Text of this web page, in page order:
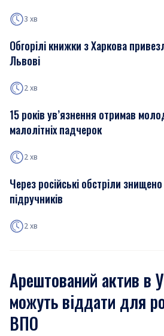
3 хв
Обгорілі книжки з Харкова
Львові
2 хв
15 років ув’язнення отримав
малолітніх падчерок
2 хв
Через російські обстріли
підручників
2 хв
Арештований актив в
можуть віддати для
ВПО